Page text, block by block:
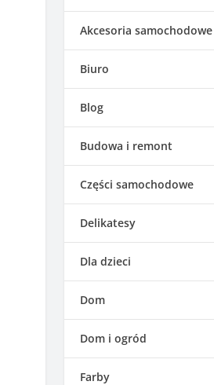
Akcesoria samochodowe
Biuro
Blog
Budowa i remont
Części samochodowe
Delikatesy
Dla dzieci
Dom
Dom i ogród
Farby